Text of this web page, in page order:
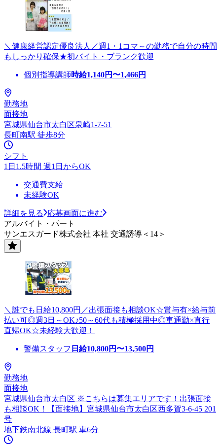
＼健康経営認定優良法人／週1・1コマ～の勤務で自分の時間
もしっかり確保★初バイト・ブランク歓迎
個別指導講師時給1,140円〜1,466円
勤務地
面接地
宮城県仙台市太白区泉崎1-7-51
長町南駅 徒歩8分
シフト
1日1.5時間 週1日からOK
交通費支給
未経験OK
詳細を見る
応募画面に進む
アルバイト・パート
サンエスガード株式会社 本社 交通誘導＜14＞
＼誰でも日給10,800円／出張面接も相談OK☆賞与有×給与前
払い可◎週3日～OK♪50～60代も積極採用中◎車通勤×直行
直帰OK☆未経験大歓迎！
警備スタッフ 日給10,800円〜13,500円
勤務地
面接地
宮城県仙台市太白区 ※こちらは募集エリアです！出張面接
も相談OK！【面接地】宮城県仙台市太白区西多賀3-6-45 201
号
地下鉄南北線 長町駅 車6分